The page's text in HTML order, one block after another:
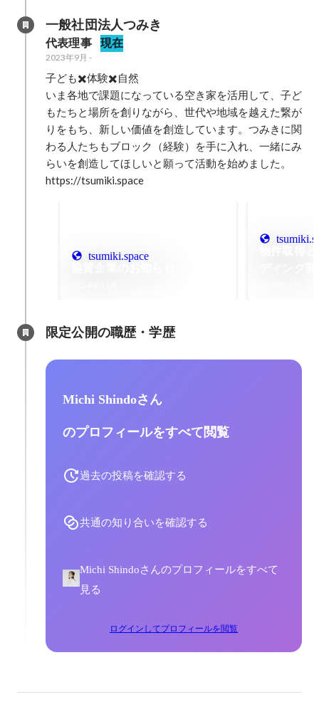
一般社団法人つみき
代表理事 現在
2023年9月 -
子ども✖️体験✖️自然
いま各地で課題になっている空き家を活用して、子ど
もたちと場所を創りながら、世代や地域を越えた繋が
りをもち、新しい価値を創造しています。つみきに関
わる人たちもブロック（経験）を手に入れ、一緒にみ
らいを創造してほしいと願って活動を始めました。
https://tsumiki.space
tsumiki.space
限定公開の職歴・学歴
Michi Shindoさん
のプロフィールをすべて閲覧
過去の投稿を確認する
共通の知り合いを確認する
Michi Shindoさんのプロフィールをすべて
見る
ログインしてプロフィールを閲覧